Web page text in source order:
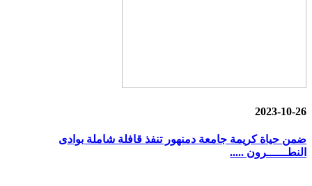
2023-10-26
ضمن حياة كريمة جامعة دمنهور تنفذ قافلة شاملة بوادى
النطــــــرون .....